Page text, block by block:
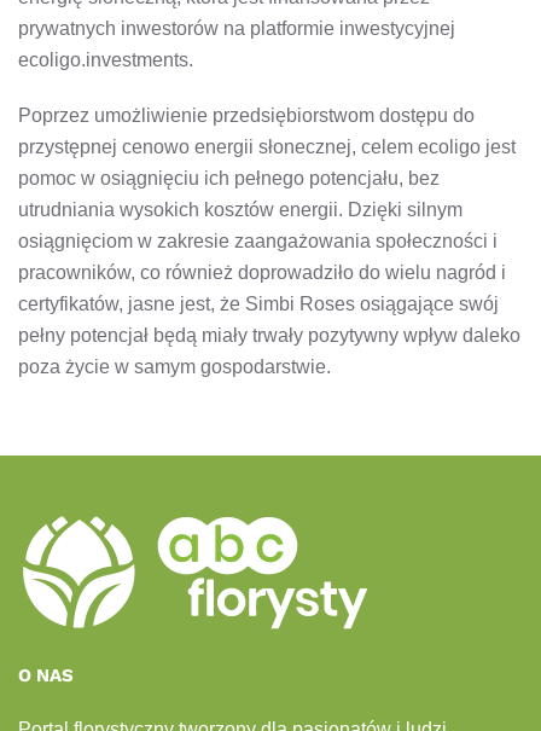
prywatnych inwestorów na platformie inwestycyjnej
ecoligo.investments.
Poprzez umożliwienie przedsiębiorstwom dostępu do
przystępnej cenowo energii słonecznej, celem ecoligo jest
pomoc w osiągnięciu ich pełnego potencjału, bez
utrudniania wysokich kosztów energii. Dzięki silnym
osiągnięciom w zakresie zaangażowania społeczności i
pracowników, co również doprowadziło do wielu nagród i
certyfikatów, jasne jest, że Simbi Roses osiągające swój
pełny potencjał będą miały trwały pozytywny wpływ daleko
poza życie w samym gospodarstwie.
O NAS